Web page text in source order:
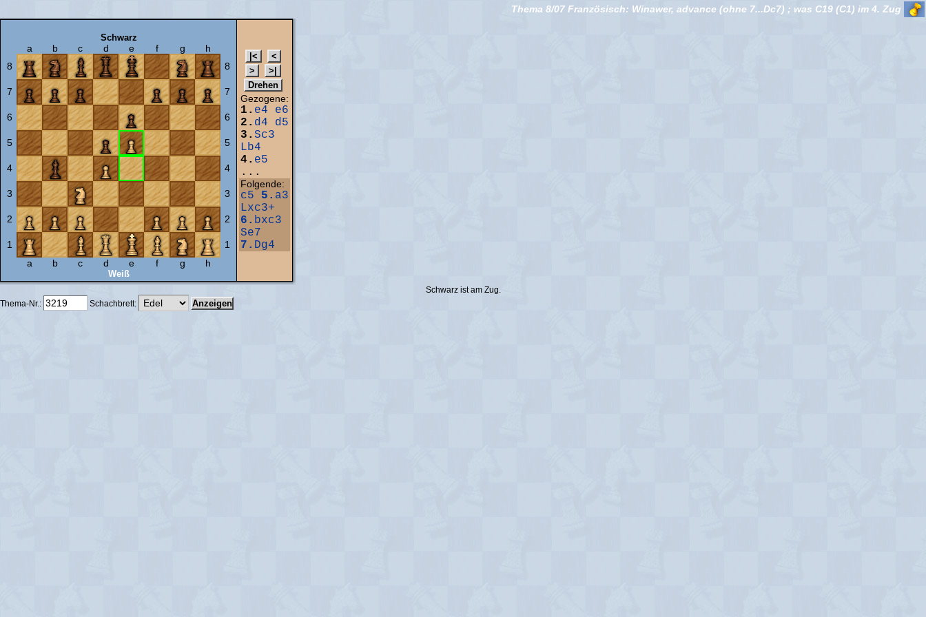
Thema 8/07 Französisch: Winawer, advance (ohne 7...Dc7) ; was C19 (C1) im 4. Zug
Schwarz
a b c d e f g
h
8
8
7 7
6 6
5 5
4 4
3 3
2 2
1
1
a
b c d e f g h
Weiß
Gezogene:
1. e4
e6
2. d4
d5
3. Sc3
Lb4
4. e5
...
Folgende:
c5 5. a3
Lxc3+
6. bxc3
Se7
7. Dg4
Schwarz ist am Zug.
Thema-Nr.:
Schachbrett: